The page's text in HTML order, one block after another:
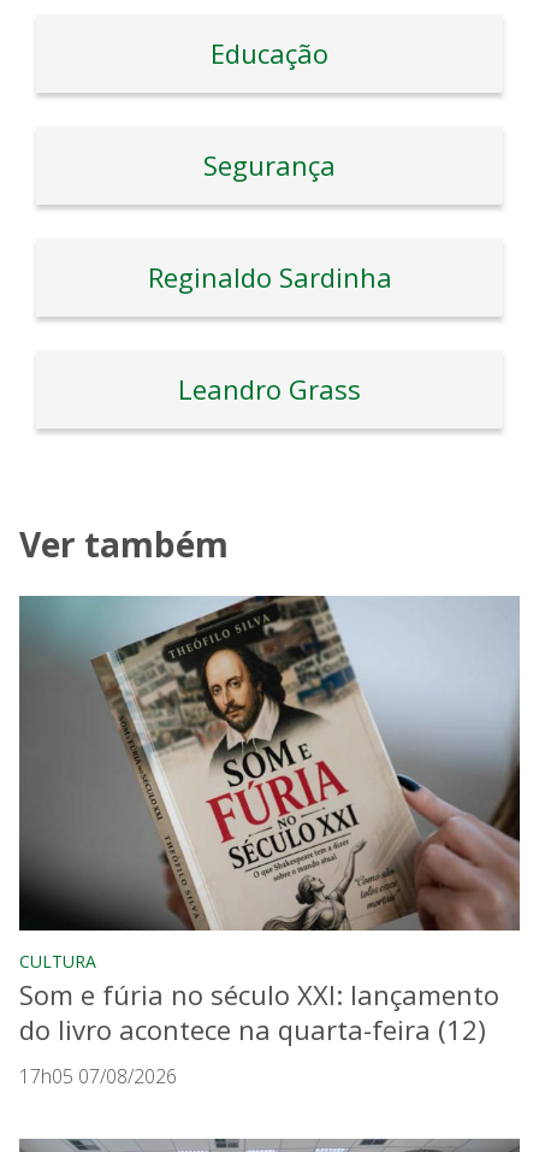
Educação
Segurança
Reginaldo Sardinha
Leandro Grass
Ver também
CULTURA
Som e fúria no século XXI: lançamento
do livro acontece na quarta-feira (12)
17h05 07/08/2026